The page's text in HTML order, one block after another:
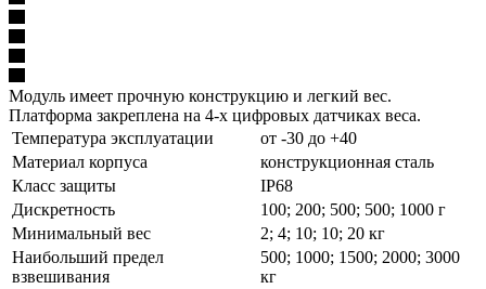
Модуль имеет прочную конструкцию и легкий вес.
Платформа закреплена на 4-х цифровых датчиках веса.
Температура эксплуатации
от -30 до +40
Материал корпуса
конструкционная сталь
Класс защиты
IP68
Дискретность
100; 200; 500; 500; 1000 г
Минимальный вес
2; 4; 10; 10; 20 кг
Наибольший предел
взвешивания
500; 1000; 1500; 2000; 3000
кг